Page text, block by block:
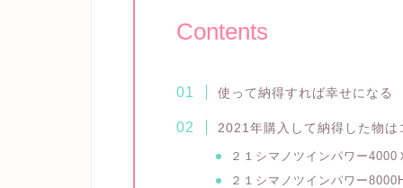
Contents
使って納得すれば幸せになる
2021年購入して納得した物は
２１シマノツインパワー4000
２１シマノツインパワー